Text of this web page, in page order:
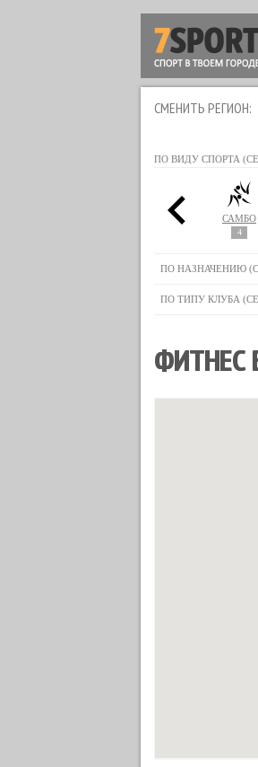
СМЕНИТЬ РЕГИОН:
ПО ВИДУ СПОРТА
РУКОПАШНЫЙ БОЙ САМБО
4
ПО НАЗНАЧЕНИЮ
ПО ТИПУ КЛУБА
ФИТНЕС